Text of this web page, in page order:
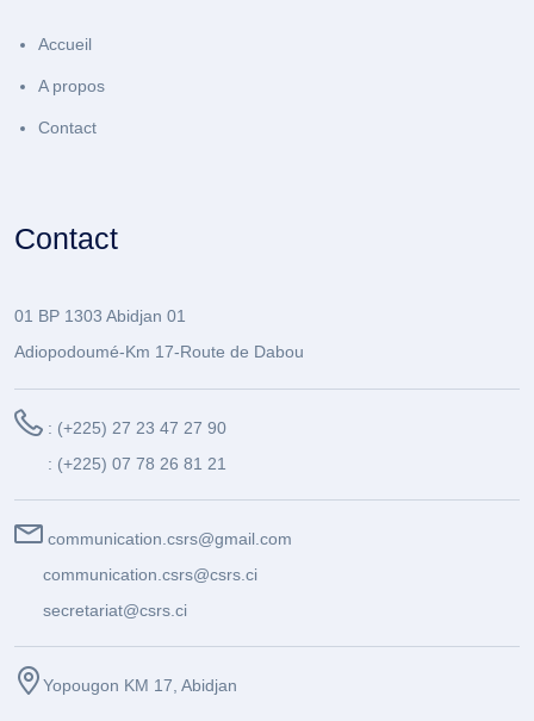
Accueil
A propos
Contact
Contact
01 BP 1303 Abidjan 01
Adiopodoumé-Km 17-Route de Dabou
: (+225) 27 23 47 27 90
: (+225) 07 78 26 81 21
communication.csrs@gmail.com
communication.csrs@csrs.ci
secretariat@csrs.ci
Yopougon KM 17, Abidjan